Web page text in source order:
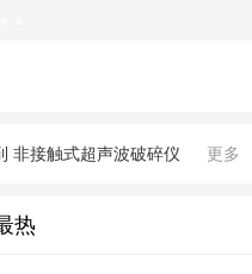
非接触式超声波破碎仪
期值班表
更多
热